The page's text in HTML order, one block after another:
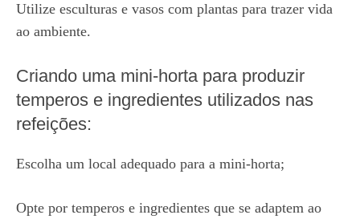
Utilize esculturas e vasos com plantas para trazer vida
ao ambiente.
Criando uma mini-horta para produzir
temperos e ingredientes utilizados nas
refeições:
Escolha um local adequado para a mini-horta;
Opte por temperos e ingredientes que se adaptem ao